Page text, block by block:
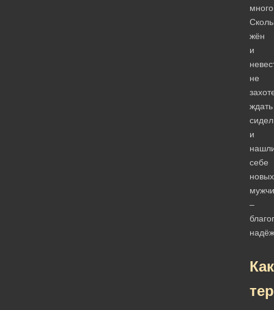
жён
и
не
ждать
и
себе
новых
–
Как